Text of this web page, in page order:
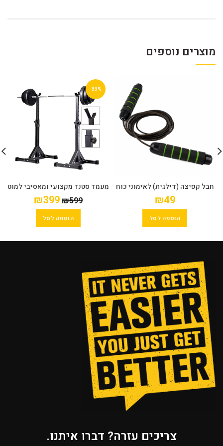
מוצרים נוספים
חבל קפיצה (דילגית) לאימוני כוח
וסיבולת
₪49
הוספה לסל
-33%
מעמד סטנד מקצועי ומאסיבי למוט
משקולות
₪599
₪399
הוספה לסל
צריכים עזרה? דברו איתנו.